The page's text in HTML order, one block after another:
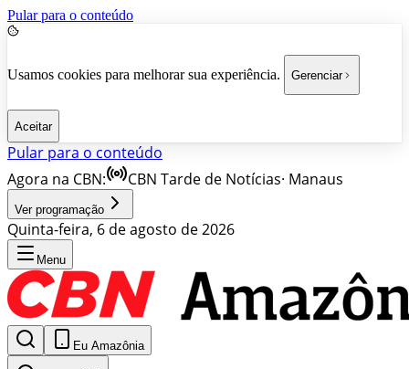
Pular para o conteúdo
Usamos cookies para melhorar sua experiência. Gerenciar
Aceitar
Pular para o conteúdo
Agora na CBN:
CBN Tarde de Notícias· Manaus
Ver programação
Quinta-feira, 6 de agosto de 2026
Menu
Eu Amazônia